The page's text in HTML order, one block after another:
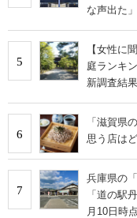
な声出た
5
【女性に
庭ランキ
新調査結果
6
「滋賀県
思う店は
7
兵庫県の
「道の駅
月10日時